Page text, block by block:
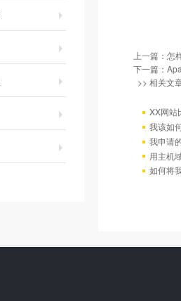
上一篇： 怎
下一篇：
>> 相关文
XX网站
我该如
我申请
用主机
如何将